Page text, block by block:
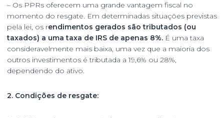
– Os PPRs oferecem uma grande vantagem fiscal no
momento do resgate. Em determinadas situações previstas
pela lei, os rendimentos gerados são tributados (ou
taxados) a uma taxa de IRS de apenas 8%. É uma taxa
consideravelmente mais baixa, uma vez que a maioria dos
outros investimentos é tributada a 19,6% ou 28%,
dependendo do ativo.
2. Condições de resgate: